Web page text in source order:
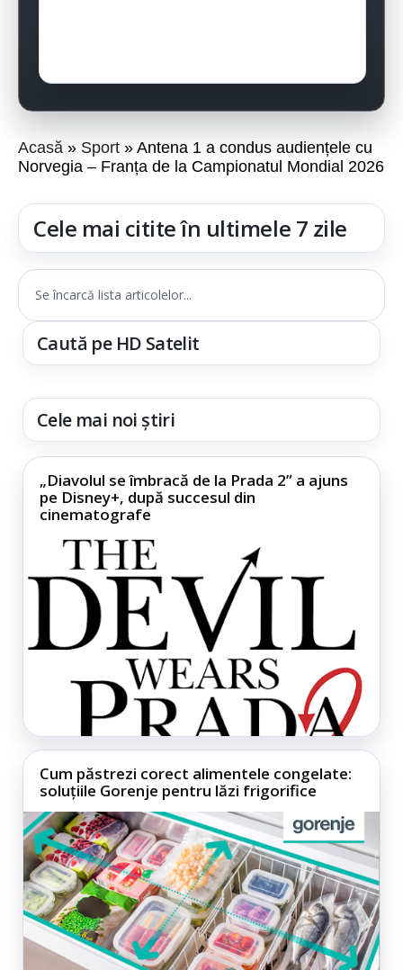
Acasă Sport
Antena 1 a condus audiențele cu
Norvegia – Franța de la Campionatul Mondial 2026
Cele mai citite în ultimele 7 zile
Se încarcă lista articolelor...
Caută pe HD Satelit
Cele mai noi știri
„Diavolul se îmbracă de la Prada 2” a ajuns
pe Disney+, după succesul din
cinematografe
Cum păstrezi corect alimentele congelate:
soluțiile Gorenje pentru lăzi frigorifice